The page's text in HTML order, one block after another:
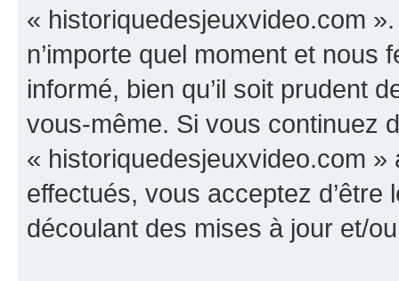
« historiquedesjeuxvideo.com
n’importe quel moment et
informé, bien qu’il soit prudent
vous-même. Si vous continuez
« historiquedesjeuxvideo.com
effectués, vous acceptez
découlant des mises à jour et/